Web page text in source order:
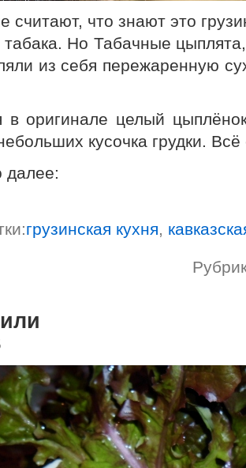
считают, что знают это
табака. Но Табачные
из себя пережаренную
в оригинале целый
кусочка грудки.
далее:
грузинская кухня,